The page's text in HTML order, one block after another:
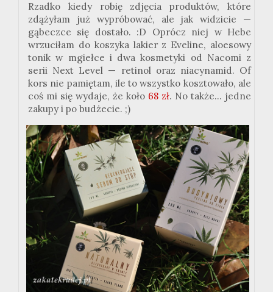
Rzadko kiedy robię zdjęcia produktów, które
zdążyłam już wypróbować, ale jak widzicie —
gąbeczce się dostało. :D Oprócz niej w Hebe
wrzuciłam do koszyka lakier z Eveline, aloesowy
tonik w mgiełce i dwa kosmetyki od Nacomiz
serii Next Level — retinol oraz niacynamid. Of
kors nie pamiętam, ile to wszystko kosztowało, ale
coś mi się wydaje, że koło 68 zł. No także... jedne
zakupy i po budżecie. ;)